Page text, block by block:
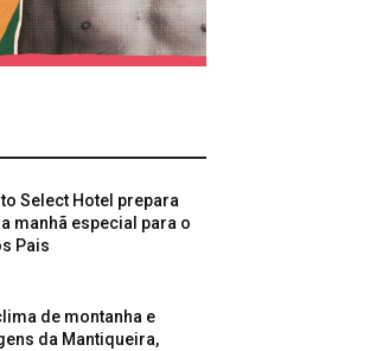
Select Hotel prepara
manhã especial para o
Pais
de montanha e
da Mantiqueira,